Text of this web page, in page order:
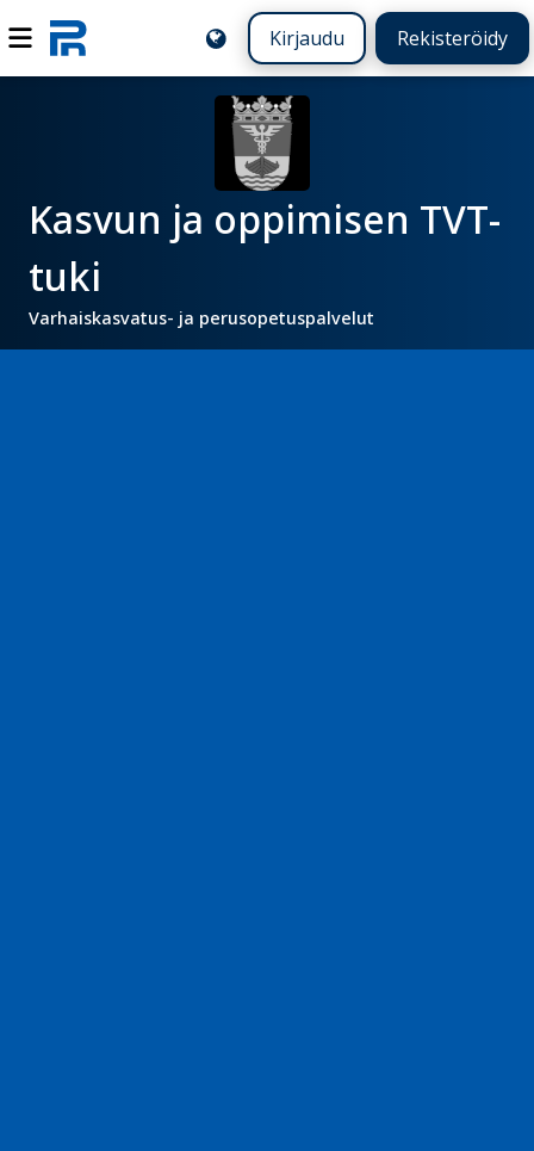
Kirjaudu Rekisteröidy
Kasvun ja oppimisen TVT-
tuki
Varhaiskasvatus- ja perusopetuspalvelut